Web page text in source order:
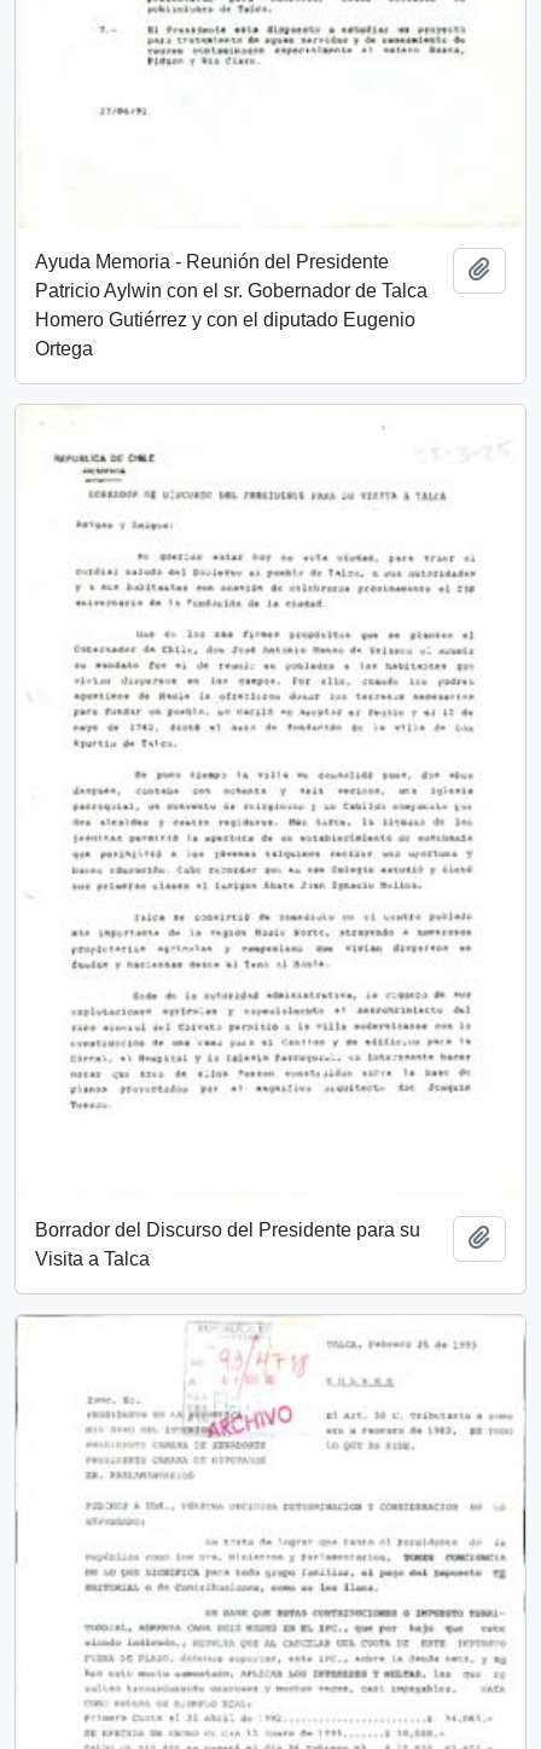
Ayuda Memoria - Reunión del Presidente
Patricio Aylwin con el sr. Gobernador de Talca
Homero Gutiérrez y con el diputado Eugenio
Ortega
Borrador del Discurso del Presidente para su
Visita a Talca